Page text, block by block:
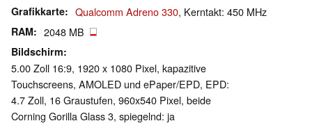
Grafikkarte Qualcomm Adreno 330, Kerntakt: 450 MHz
RAM 2048 MB
Bildschirm
5.00 Zoll 16:9, 1920 x 1080 Pixel, kapazitive
Touchscreens, AMOLED und ePaper/EPD, EPD:
4.7 Zoll, 16 Graustufen, 960x540 Pixel, beide
Corning Gorilla Glass 3, spiegelnd: ja